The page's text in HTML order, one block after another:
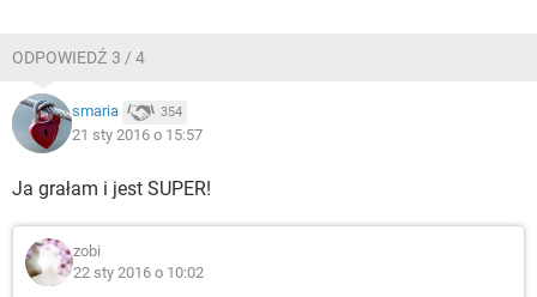
ODPOWIEDŹ 3 / 4
smaria 354
21 sty 2016 o 15:57
Ja grałam i jest SUPER!
zobi
22 sty 2016 o 10:02